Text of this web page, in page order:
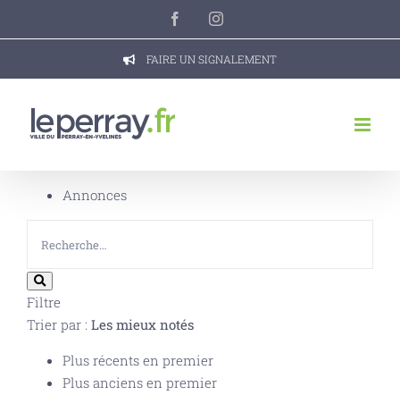
FacebookInstagram
FAIRE UN SIGNALEMENT
Annonces
Filtre
Trier par : Les mieux notés
Plus récents en premier
Plus anciens en premier